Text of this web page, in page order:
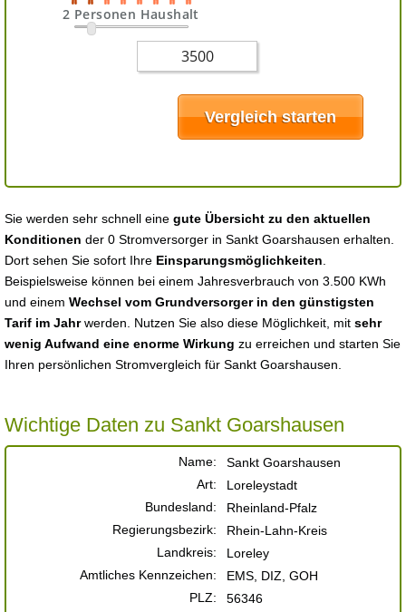
2 Personen Haushalt
Sie werden sehr schnell eine gute Übersicht zu den aktuellen
Konditionen der 0 Stromversorger in Sankt Goarshausen erhalten.
Dort sehen Sie sofort Ihre Einsparungsmöglichkeiten
Beispielsweise können bei einem Jahresverbrauch von 3.500 KWh
und einem Wechsel vom Grundversorger in den günstigsten
Tarif im Jahrwerden. Nutzen Sie also diese Möglichkeit, mit sehr
wenig Aufwand eine enorme Wirkung zu erreichen und starten Sie
Ihren persönlichen Stromvergleich für Sankt Goarshausen.
Wichtige Daten zu Sankt Goarshausen
Name:
Sankt Goarshausen
Art:
Loreleystadt
Bundesland:
Rheinland-Pfalz
Regierungsbezirk:
Rhein-Lahn-Kreis
Landkreis:
Loreley
Amtliches Kennzeichen:
EMS, DIZ, GOH
PLZ:
56346